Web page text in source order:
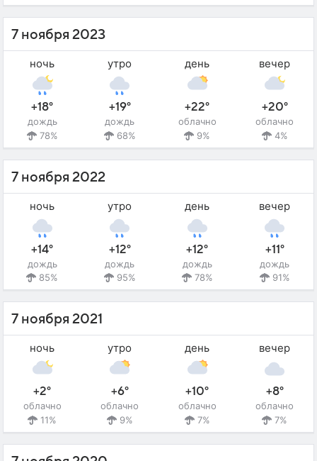
7 ноября 2023
ночь
+18°
дождь
78%
утро
+19°
дождь
68%
день
+22°
облачно
9%
вечер
+20°
облачно
4%
7 ноября 2022
ночь
+14°
дождь
85%
утро
+12°
дождь
95%
день
+12°
дождь
78%
вечер
+11°
дождь
91%
7 ноября 2021
ночь
+2°
облачно
11%
утро
+6°
облачно
9%
день
+10°
облачно
7%
вечер
+8°
облачно
7%